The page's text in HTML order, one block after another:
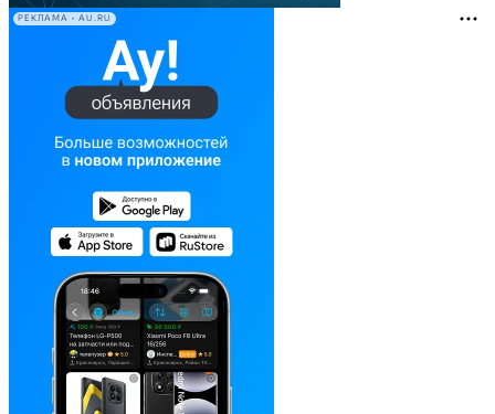
РЕКЛАМА • AU.RU